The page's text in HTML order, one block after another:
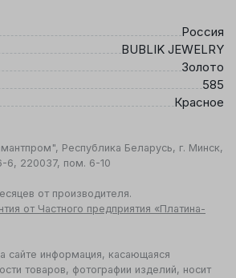
Россия
BUBLIK JEWELRY
Золото
585
Красное
Республика Беларусь, г. Минск,
6, 220037, пом. 6-10
от производителя.
от Частного предприятия «Платина-
сайте информация, касающаяся
товаров, фотографии изделий, носит